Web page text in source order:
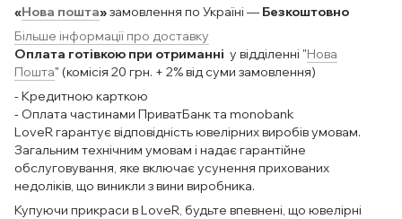
«Нова пошта»замовлення по Україні — Безкоштовно
Більше інформації про доставку
Оплата готівкою при отриманні у відділенні "Нова
Пошта" (комісія 20 грн. + 2% від суми замовлення)
- Кредитною карткою
- Оплата частинами ПриватБанк та monobank
LoveR гарантує відповідність ювелірних виробів умовам.
Загальним технічним умовам і надає гарантійне
обслуговування, яке включає усунення прихованих
недоліків, що виникли з вини виробника.
Купуючи прикраси в LoveR, будьте впевнені, що ювелірні